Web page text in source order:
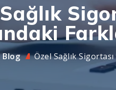
Blog Özel Sağlık